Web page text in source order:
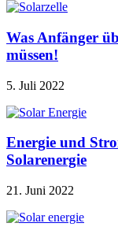
Was Anfänger
müssen!
5. Juli 2022
Energie und
Solarenergie
21. Juni 2022